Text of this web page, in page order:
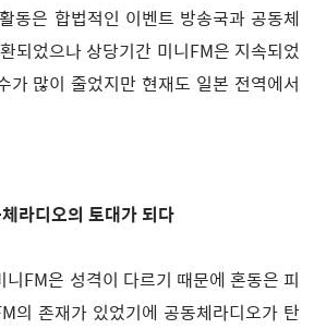
동은 합법적인 이벤트 방송국과 공동체
되었으나 상당기간 미니FM은 지속되었
가 많이 줄었지만 현재도 일본 전역에서
라디오의 토대가 되다
FM은 성격이 다르기 때문에 혼동은 피
의 존재가 있었기에 공동체라디오가 탄